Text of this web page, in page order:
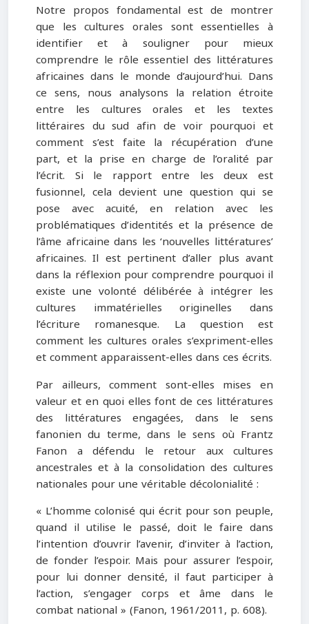
Notre propos fondamental est de montrer
que les cultures orales sont essentielles à
identifier et à souligner pour mieux
comprendre le rôle essentiel des littératures
africaines dans le monde d’aujourd’hui. Dans
ce sens, nous analysons la relation étroite
entre les cultures orales et les textes
littéraires du sud afin de voir pourquoi et
comment s’est faite la récupération d’une
part, et la prise en charge de l’oralité par
l’écrit. Si le rapport entre les deux est
fusionnel, cela devient une question qui se
pose avec acuité, en relation avec les
problématiques d’identités et la présence de
l’âme africaine dans les ‘nouvelles littératures’
africaines. Il est pertinent d’aller plus avant
dans la réflexion pour comprendre pourquoi il
existe une volonté délibérée à intégrer les
cultures immatérielles originelles dans
l’écriture romanesque. La question est
comment les cultures orales s’expriment-elles
et comment apparaissent-elles dans ces écrits.
Par ailleurs, comment sont-elles mises en
valeur et en quoi elles font de ces littératures
des littératures engagées, dans le sens
fanonien du terme, dans le sens où Frantz
Fanon a défendu le retour aux cultures
ancestrales et à la consolidation des cultures
nationales pour une véritable décolonialité :
« L’homme colonisé qui écrit pour son peuple,
quand il utilise le passé, doit le faire dans
l’intention d’ouvrir l’avenir, d’inviter à l’action,
de fonder l’espoir. Mais pour assurer l’espoir,
pour lui donner densité, il faut participer à
l’action, s’engager corps et âme dans le
combat national » (Fanon, 1961/2011, p. 608).